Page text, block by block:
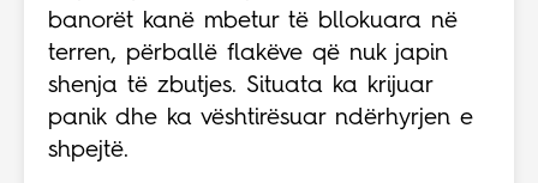
banorët kanë mbetur të bllokuara në
terren, përballë flakëve që nuk japin
shenja të zbutjes. Situata ka krijuar
panik dhe ka vështirësuar ndërhyrjen e
shpejtë.